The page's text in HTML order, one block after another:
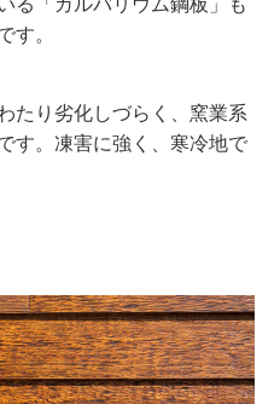
る「ガルバリウム鋼板」も
す。
たり劣化しづらく、窯業系
す。凍害に強く、寒冷地で